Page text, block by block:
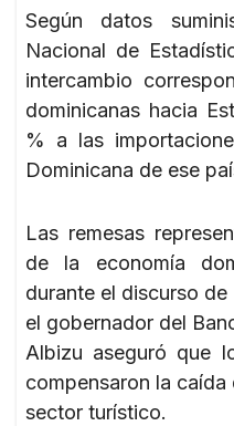
Según datos
Nacional de
intercambio
dominicanas hacia
% a las
Dominicana de ese
Las remesas
de la economía
durante el discurso
el gobernador del
Albizu aseguró que
compensaron la
sector turístico.